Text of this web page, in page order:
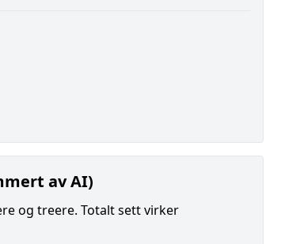
av AI)
og treere. Totalt sett virker